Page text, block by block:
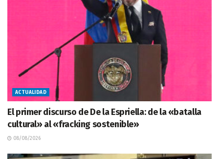
ACTUALIDAD
El primer discurso de De la Espriella: de la «batalla
cultural» al «fracking sostenible»
08/08/2026